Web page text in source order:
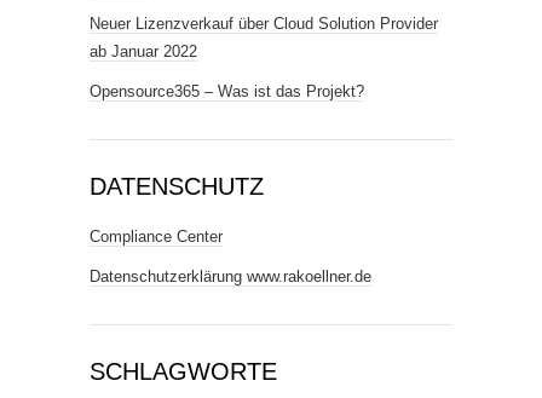
Neuer Lizenzverkauf über Cloud Solution Provider
ab Januar 2022
Opensource365 – Was ist das Projekt?
DATENSCHUTZ
Compliance Center
Datenschutzerklärung www.rakoellner.de
SCHLAGWORTE